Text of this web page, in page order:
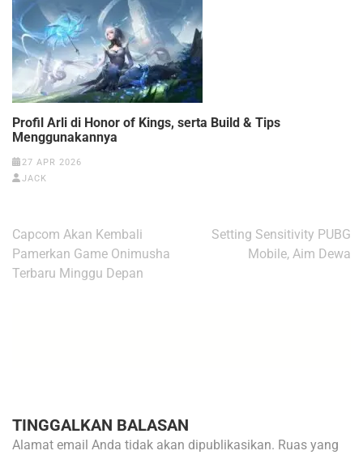
Profil Arli di Honor of Kings, serta Build & Tips
Menggunakannya
27 APR 2026
JACK
Navigasi
pos
Capcom Akan Kembali
Pamerkan Game Onimusha
Terbaru Minggu Depan
Setting Sensitivity PUBG
Mobile, Aim Dewa
TINGGALKAN BALASAN
Alamat email Anda tidak akan dipublikasikan. Ruas yang